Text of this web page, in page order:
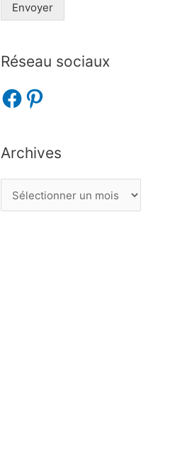
Envoyer
Réseau sociaux
Archives